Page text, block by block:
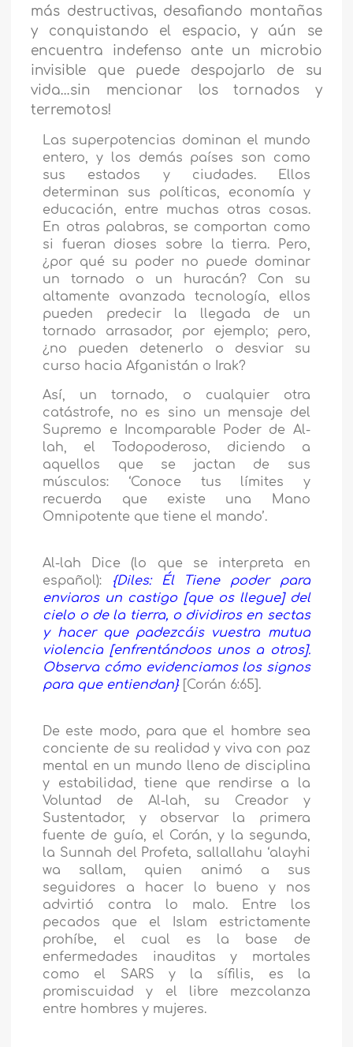
más destructivas, desafiando montañas
y conquistando el espacio, y aún se
encuentra indefenso ante un microbio
invisible que puede despojarlo de su
vida…sin mencionar los tornados y
terremotos!
Las superpotencias dominan el mundo
entero, y los demás países son como
sus estados y ciudades. Ellos
determinan sus políticas, economía y
educación, entre muchas otras cosas.
En otras palabras, se comportan como
si fueran dioses sobre la tierra. Pero,
¿por qué su poder no puede dominar
un tornado o un huracán? Con su
altamente avanzada tecnología, ellos
pueden predecir la llegada de un
tornado arrasador, por ejemplo; pero,
¿no pueden detenerlo o desviar su
curso hacia Afganistán o Irak?
Así, un tornado, o cualquier otra
catástrofe, no es sino un mensaje del
Supremo e Incomparable Poder de Al-
lah, el Todopoderoso, diciendo a
aquellos que se jactan de sus
músculos: ‘Conoce tus límites y
recuerda que existe una Mano
Omnipotente que tiene el mando’.
Al-lah Dice (lo que se interpreta en
español):
{Diles: Él Tiene poder para
enviaros un castigo [que os llegue] del
cielo o de la tierra, o dividiros en sectas
y hacer que padezcáis vuestra mutua
violencia [enfrentándoos unos a otros].
Observa cómo evidenciamos los signos
para que entiendan}[Corán 6:65].
De este modo, para que el hombre sea
conciente de su realidad y viva con paz
mental en un mundo lleno de disciplina
y estabilidad, tiene que rendirse a la
Voluntad de Al-lah, su Creador y
Sustentador, y observar la primera
fuente de guía, el Corán, y la segunda,
la Sunnah del Profeta, sallallahu ‘alayhi
wa sallam, quien animó a sus
seguidores a hacer lo bueno y nos
advirtió contra lo malo. Entre los
pecados que el Islam estrictamente
prohíbe, el cual es la base de
enfermedades inauditas y mortales
como el SARS y la sífilis, es la
promiscuidad y el libre mezcolanza
entre hombres y mujeres.